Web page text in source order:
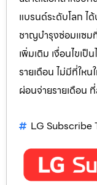
แบรนด์ระดับโลก ไ
ชาญบำรุงซ่อมแซม
เพิ่มเติม เงื่อนไขเ
รายเดือน ไม่มีที่ให
ผ่อนจ่ายรายเดือน
LG Subscribe